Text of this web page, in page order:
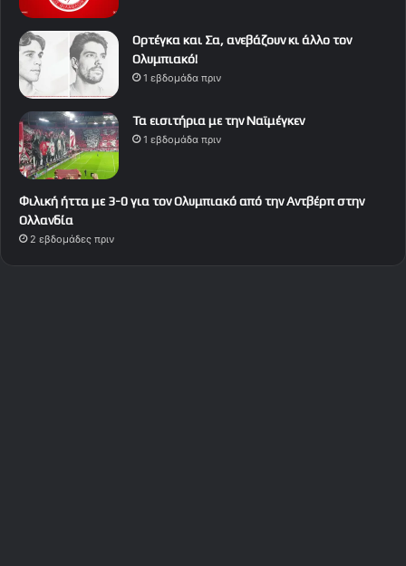
Ορτέγκα και Σα, ανεβάζουν κι άλλο τον
Ολυμπιακό!
1 εβδομάδα πριν
Τα εισιτήρια με την Ναϊμέγκεν
1 εβδομάδα πριν
Φιλική ήττα με 3-0 για τον Ολυμπιακό από την Αντβέρπ στην
Ολλανδία
2 εβδομάδες πριν